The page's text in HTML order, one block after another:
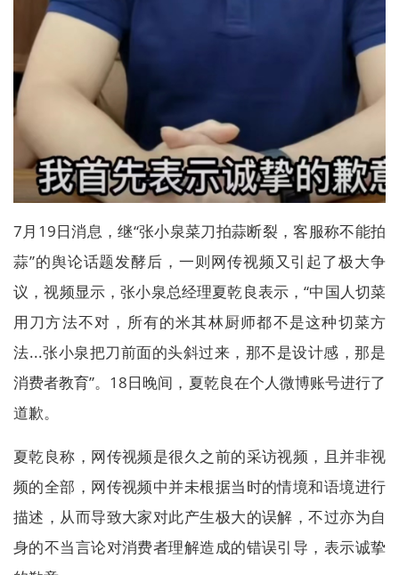
7月19日消息，继“张小泉菜刀拍蒜断裂，客服称不能拍
蒜”的舆论话题发酵后，一则网传视频又引起了极大争
议，视频显示，张小泉总经理夏乾良表示，“中国人切菜
用刀方法不对，所有的米其林厨师都不是这种切菜方
法...张小泉把刀前面的头斜过来，那不是设计感，那是
消费者教育”。18日晚间，夏乾良在个人微博账号进行了
道歉。
夏乾良称，网传视频是很久之前的采访视频，且并非视
频的全部，网传视频中并未根据当时的情境和语境进行
描述，从而导致大家对此产生极大的误解，不过亦为自
身的不当言论对消费者理解造成的错误引导，表示诚挚